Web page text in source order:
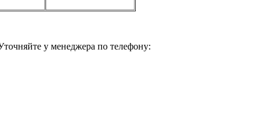
у менеджера по телефону: